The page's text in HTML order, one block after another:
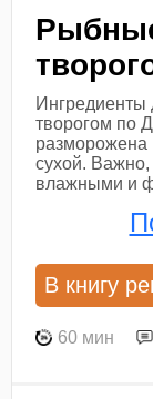
Ингредиенты
творогом по
разморожена
сухой.
влажными и
В книгу
60 мин